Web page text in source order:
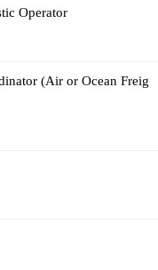
Operator
(Air or Ocean Freig